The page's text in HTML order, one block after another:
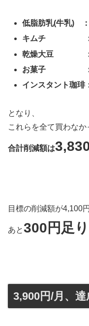
低脂肪乳(牛乳)
キムチ ：
乾燥大豆 ：
お菓子 ：
インスタント珈琲
となり、
これらを全て買わな
合計削減額は
目標の削減額が4,100
あと300円足り
3,900円/月、達